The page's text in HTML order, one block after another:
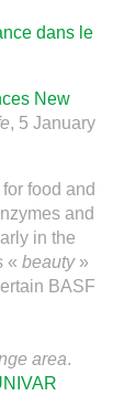
dans le
New
, 5 January
food and
and
in the
« beauty»
BASF
area.